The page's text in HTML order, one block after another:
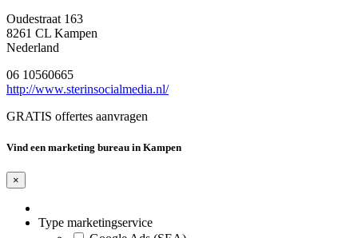
Oudestraat 163
8261 CL Kampen
Nederland
06 10560665
http://www.sterinsocialmedia.nl/
GRATIS offertes aanvragen
Vind een marketing bureau in Kampen
×
Type marketingservice